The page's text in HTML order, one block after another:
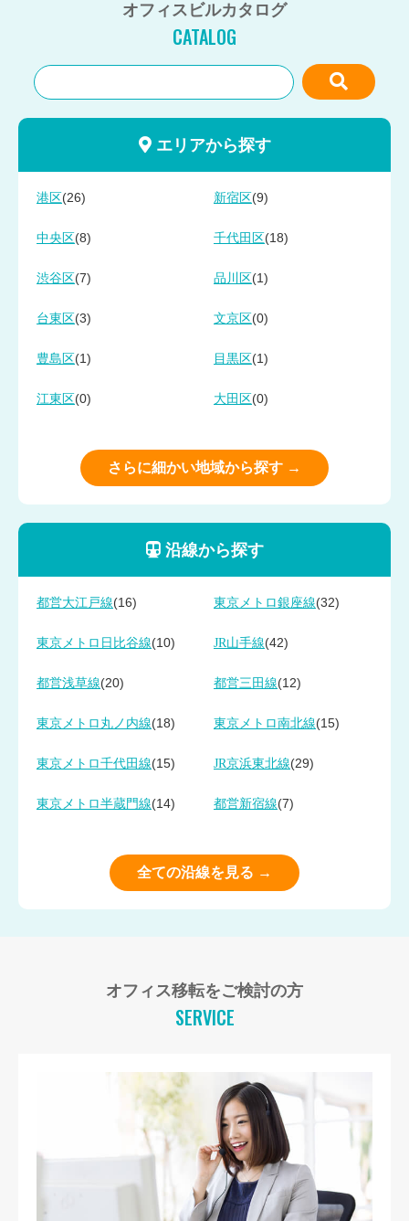
オフィスビルカタログ
CATALOG
エリアから探す
港区 (26) 新宿区 (9)
中央区 (8) 千代田区 (18)
渋谷区 (7) 品川区 (1)
台東区 (3) 文京区 (0)
豊島区 (1) 目黒区 (1)
江東区 (0) 大田区 (0)
さらに細かい地域から探す →
沿線から探す
都営大江戸線(16) 東京メトロ銀座線(32)
東京メトロ日比谷線(10) JR山手線(42)
都営浅草線(20) 都営三田線(12)
東京メトロ丸ノ内線(18) 東京メトロ南北線(15)
東京メトロ千代田線(15) JR京浜東北線(29)
東京メトロ半蔵門線(14) 都営新宿線(7)
全ての沿線を見る →
オフィス移転をご検討の方
SERVICE